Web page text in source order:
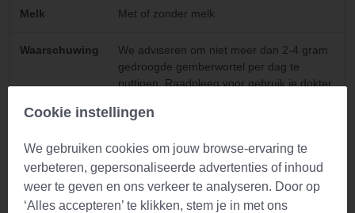
Melk Met of zonder melk
Waarschuwing
We adviseren om niet meer dan 2-4 gram
gedroogde gemberwortel per dag te
nuttigen. Raadpleeg voor gebruik je dokter
zwangerschap, borstvoeding, ziekte of
Gebruik
Cookie instellingen
We gebruiken cookies om jouw browse-ervaring te
verbeteren, gepersonaliseerde advertenties of inhoud
weer te geven en ons verkeer te analyseren. Door op
‘Alles accepteren’ te klikken, stem je in met ons